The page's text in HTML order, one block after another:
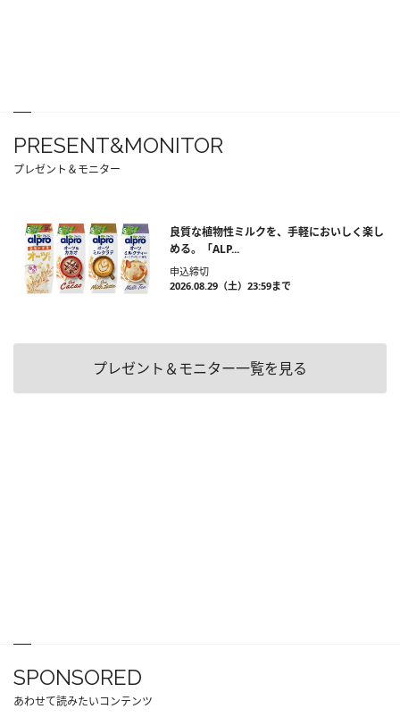
PRESENT&MONITOR
プレゼント＆モニター
良質な植物性ミルクを、手軽においしく楽し
める。「ALP...
申込締切
2026.08.29（土）23:59まで
プレゼント＆モニター一覧を見る
SPONSORED
あわせて読みたいコンテンツ